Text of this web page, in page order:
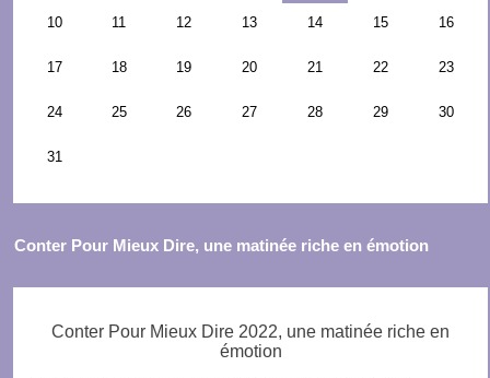
Conter Pour Mieux Dire, une matinée riche en émotion
Conter Pour Mieux Dire 2022, une matinée riche en
émotion